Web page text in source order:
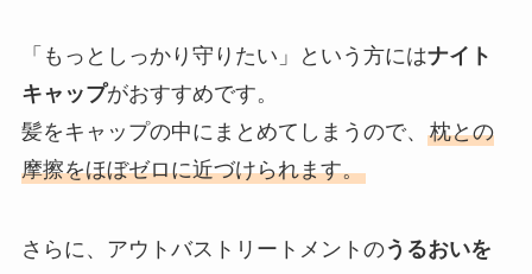
「もっとしっかり守りたい」という方にはナイト
キャップがおすすめです。
髪をキャップの中にまとめてしまうので、 枕との
摩擦をほぼゼロに近づけられます。
さらに、アウトバストリートメントのうるおいを